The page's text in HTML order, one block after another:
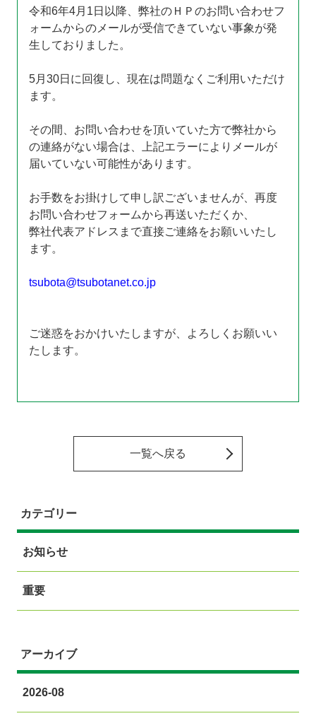
令和6年4月1日以降、弊社のＨＰのお問い合わせフ
ォームからのメールが受信できていない事象が発
生しておりました。
5月30日に回復し、現在は問題なくご利用いただけ
ます。
その間、お問い合わせを頂いていた方で弊社から
の連絡がない場合は、上記エラーによりメールが
届いていない可能性があります。
お手数をお掛けして申し訳ございませんが、再度
お問い合わせフォームから再送いただくか、
弊社代表アドレスまで直接ご連絡をお願いいたし
ます。
tsubota@tsubotanet.co.jp
ご迷惑をおかけいたしますが、よろしくお願いい
たします。
一覧へ戻る
カテゴリー
お知らせ
重要
アーカイブ
2026-08